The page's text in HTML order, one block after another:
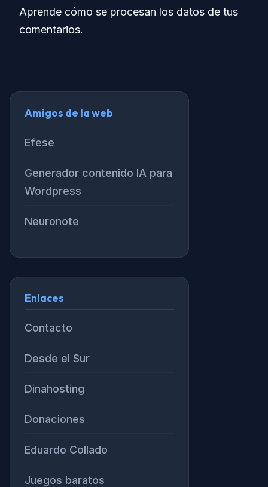
Aprende cómo se procesan los datos de tus
comentarios.
Amigos de la web
Efese
Generador contenido IA para
Wordpress
Neuronote
Enlaces
Contacto
Desde el Sur
Dinahosting
Donaciones
Eduardo Collado
Juegos baratos